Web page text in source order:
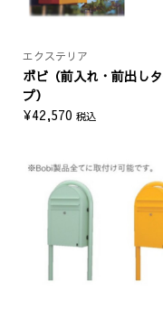
エクステリア
ボビ（前入れ・前出し
プ）
¥42,570 税込